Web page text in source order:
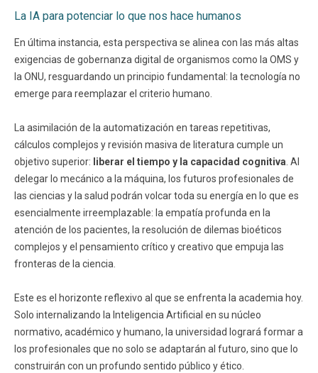
La IA para potenciar lo que nos hace humanos
En última instancia, esta perspectiva se alinea con las más altas
exigencias de gobernanza digital de organismos como la OMS y
la ONU, resguardando un principio fundamental: la tecnología no
emerge para reemplazar el criterio humano.
La asimilación de la automatización en tareas repetitivas,
cálculos complejos y revisión masiva de literatura cumple un
objetivo superior: liberar el tiempo y la capacidad cognitiva. Al
delegar lo mecánico a la máquina, los futuros profesionales de
las ciencias y la salud podrán volcar toda su energía en lo que es
esencialmente irreemplazable: la empatía profunda en la
atención de los pacientes, la resolución de dilemas bioéticos
complejos y el pensamiento crítico y creativo que empuja las
fronteras de la ciencia.
Este es el horizonte reflexivo al que se enfrenta la academia hoy.
Solo internalizando la Inteligencia Artificial en su núcleo
normativo, académico y humano, la universidad logrará formar a
los profesionales que no solo se adaptarán al futuro, sino que lo
construirán con un profundo sentido público y ético.